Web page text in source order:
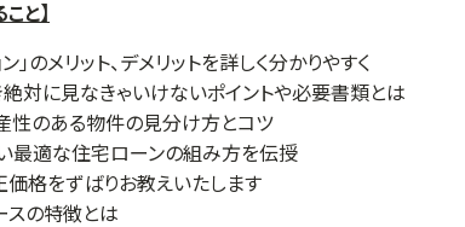
と】
」のメリット、デメリットを詳しく分かりやすく
絶対に見なきゃいけないポイントや必要書類とは
性のある物件の見分け方とコツ
最適な住宅ローンの組み方を伝授
価格をずばりお教えいたします
スの特徴とは